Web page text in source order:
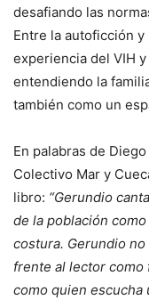
desafiando las
Entre la autoficción
experiencia del VIH
entendiendo la
también como un
En palabras de
Colectivo Mar y
libro: “Gerundio
de la población
costura. Gerundio
frente al lector como
como quien escucha